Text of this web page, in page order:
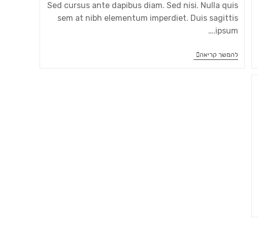
Sed cursus ante dapibus diam. Sed nisi. Nulla quis
sem at nibh elementum imperdiet. Duis sagittis
ipsum.…
להמשך קריאה